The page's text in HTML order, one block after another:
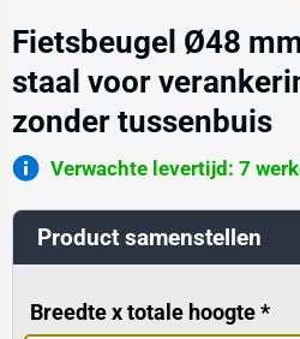
Fietsbeugel Ø48
staal voor
zonder tussenbuis
Verwachte levertijd: 7
Product samenstellen
Breedte x totale hoogte